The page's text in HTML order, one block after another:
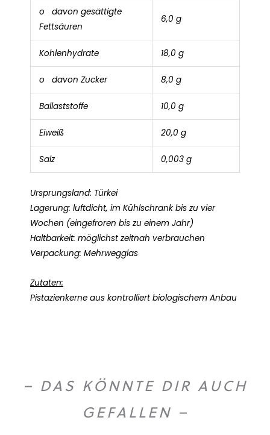
o davon gesättigte
Fettsäuren
6,0 g
Kohlenhydrate 18,0 g
o davon Zucker 8,0 g
Ballaststoffe 10,0 g
Eiweiß 20,0 g
Salz 0,003 g
Ursprungsland: Türkei
Lagerung: luftdicht, im Kühlschrank bis zu vier
Wochen (eingefroren bis zu einem Jahr)
Haltbarkeit: möglichst zeitnah verbrauchen
Verpackung: Mehrwegglas
Zutaten:
Pistazienkerne aus kontrolliert biologischem Anbau
– DAS KÖNNTE DIR AUCH
GEFALLEN –